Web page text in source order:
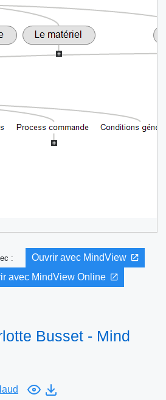
:
Ouvrir avec MindView
avec MindView Online
Busset - Mind